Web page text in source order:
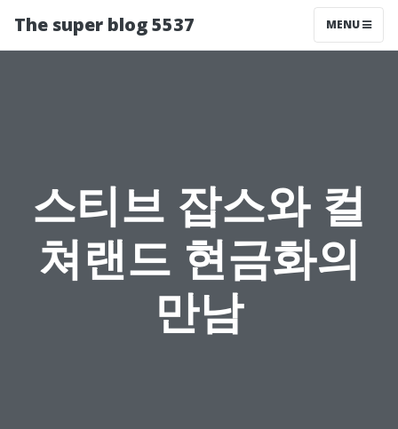
The super blog 5537 MENU
스티브 잡스와 컬
쳐랜드 현금화의
만남